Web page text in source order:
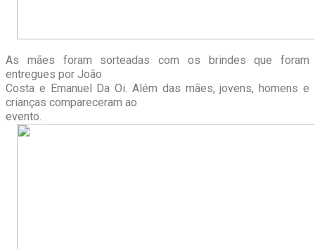
As mães foram sorteadas com os brindes que foram
entregues por João
Costa e Emanuel Da Oi. Além das mães, jovens, homens e
crianças compareceram ao
evento.